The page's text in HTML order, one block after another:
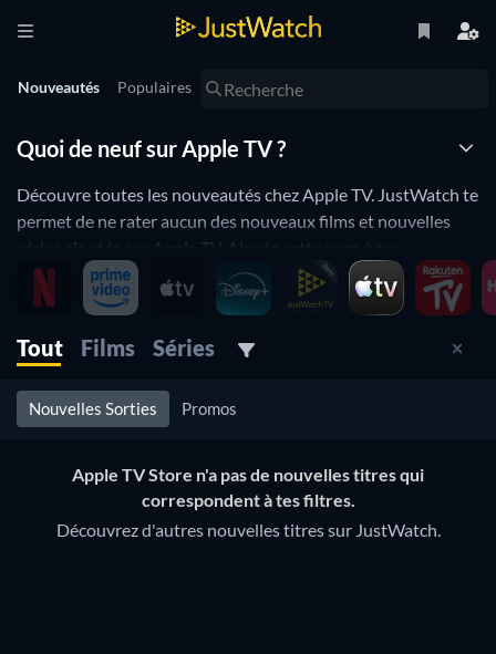
Nouveautés Populaires
Quoi de neuf sur Apple TV ?
Découvre toutes les nouveautés chez Apple TV. JustWatch te
permet de ne rater aucun des nouveaux films et nouvelles
séries ajoutés sur Apple TV. Ajoute cette page à tes
bookmarks et reste informé des nouveautés chez Apple TV.
Apple TV ajoute et retire constamment des films et de séries
à son catalogue. Tu as l'impression d'avoir tout vu sur Apple
TV ? Alors JustWatch Nouveautés est fait pour toi ! Grâce à
JustWatch Nouveautés, ne rate aucune nouveauté chez
Apple TV, que ce soit la série du moment ou ton film préféré.
Tout Films Séries
Nouvelles Sorties Promos
Apple TV Store n'a pas de nouvelles titres qui
correspondent à tes filtres.
Découvrez d'autres nouvelles titres sur JustWatch.